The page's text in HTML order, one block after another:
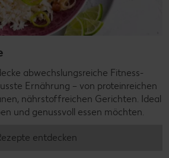
abwechslungsreiche Fitness-
Ernährung – von proteinreichen
nährstoffreichen Gerichten. Ideal
und genussvoll essen möchten.
entdecken